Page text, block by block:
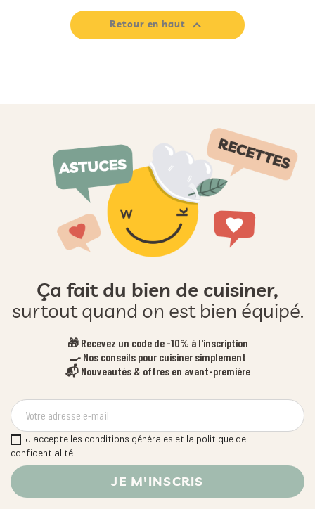
Retour en haut 
Ça fait du bien de cuisiner,
surtout quand on est bien équipé.
🎁 Recevez un code de -10% à l'inscription
🍳 Nos conseils pour cuisiner simplement
📬 Nouveautés & offres en avant-première
J'accepte les conditions générales et la politique de
confidentialité